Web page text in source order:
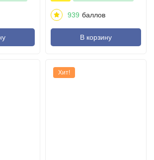
939 баллов
В корзину
Хит!